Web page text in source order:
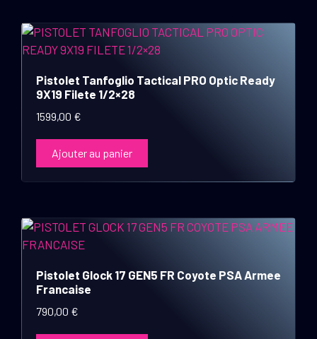
Pistolet Tanfoglio Tactical PRO Optic Ready
9X19 Filete 1/2×28
1599,00 €
Ajouter au panier
Pistolet Glock 17 GEN5 FR Coyote PSA Armee
Francaise
790,00 €